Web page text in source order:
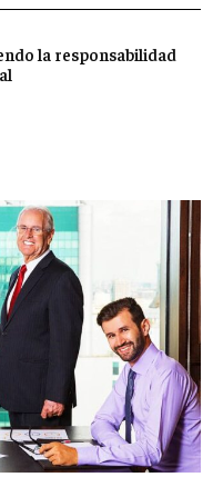
la responsabilidad